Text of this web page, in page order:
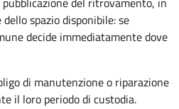
spazio disponibile: se
decide immediatamente dove
di manutenzione o riparazione
il loro periodo di custodia.